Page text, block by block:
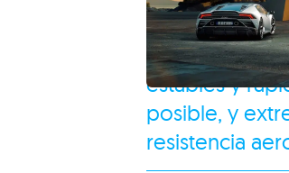
La
estables y
posible, y
resistencia